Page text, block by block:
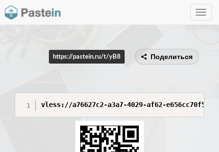
Toggle
https://pastein.ru/t/yB8 Поделиться
vless://a76627c2-a3a7-4029-af62-